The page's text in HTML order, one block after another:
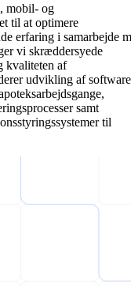
mobil- og
til at optimere
erfaring i samarbejde
vi skræddersyede
kvaliteten af
udvikling af
samt
til